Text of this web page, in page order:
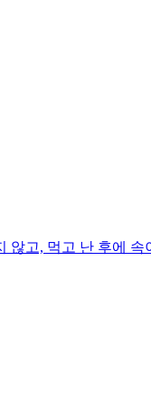
고, 먹고 난 후에